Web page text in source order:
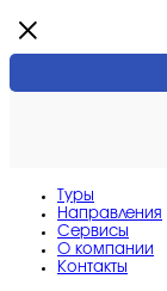
Туры
Направления
Сервисы
O компании
Контакты